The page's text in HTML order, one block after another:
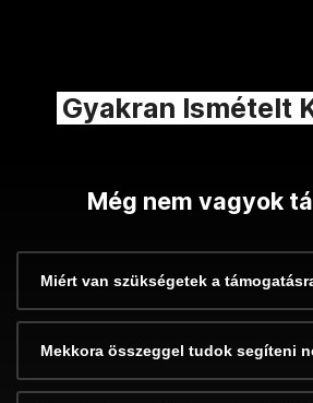
Gyakran Ismételt
Még nem vagyok
Miért van szükségetek a
Mekkora összeggel tudok segíteni